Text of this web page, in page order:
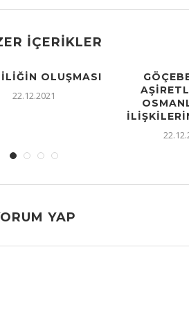
İÇERIKLER
OLUŞMASI
22.12.2021
YAP